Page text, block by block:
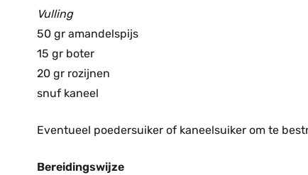
Vulling
50 gr amandelspijs
15 gr boter
20 gr rozijnen
snuf kaneel
Eventueel poedersuiker of kaneelsuiker om te
Bereidingswijze